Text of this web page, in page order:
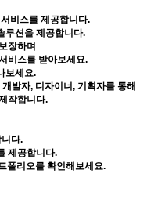
비스를 제공합니다.
루션을 제공합니다.
장하며
비스를 받아보세요.
보세요.
발자, 디자이너, 기획자를 통해
작합니다.
다.
제공합니다.
폴리오를 확인해보세요.